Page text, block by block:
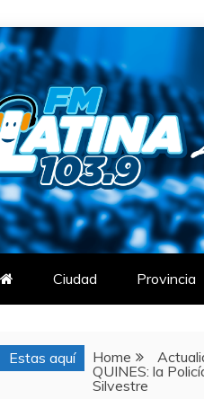
LATINA
Ciudad Provincia
Estas aquí Home
QUINES: la
Silvestre